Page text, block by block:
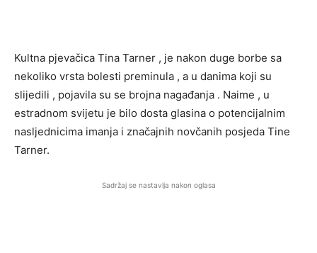
Kultna pjevačica Tina Tarner , je nakon duge borbe sa
nekoliko vrsta bolesti preminula , a u danima koji su
slijedili , pojavila su se brojna nagađanja . Naime , u
estradnom svijetu je bilo dosta glasina o potencijalnim
nasljednicima imanja i značajnih novčanih posjeda Tine
Tarner.
Sadržaj se nastavlja nakon oglasa